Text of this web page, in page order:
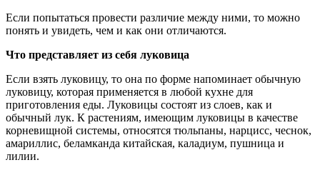
Если попытаться провести различие между ними, то можно
понять и увидеть, чем и как они отличаются.
Что представляет из себя луковица
Если взять луковицу, то она по форме напоминает обычную
луковицу, которая применяется в любой кухне для
приготовления еды. Луковицы состоят из слоев, как и
обычный лук. К растениям, имеющим луковицы в качестве
корневищной системы, относятся тюльпаны, нарцисс, чеснок,
амариллис, беламканда китайская, каладиум, пушница и
лилии.